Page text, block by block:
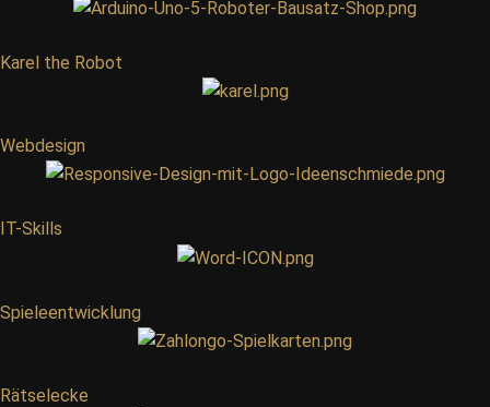
Karel the Robot
Webdesign
IT-Skills
Spieleentwicklung
Rätselecke